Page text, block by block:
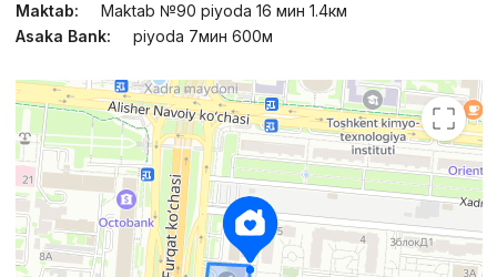
Maktab:
Maktab №90 piyoda 16 мин 1.4км
Asaka Bank:
piyoda 7мин 600м